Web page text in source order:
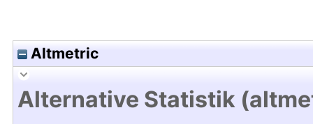
Altmetric
Alternative Statistik